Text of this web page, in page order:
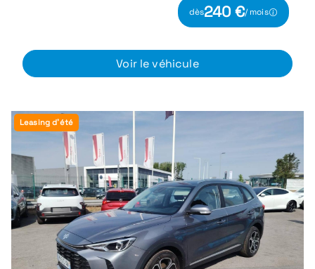
dès240 €/ mois
Voir le véhicule
Leasing d'été